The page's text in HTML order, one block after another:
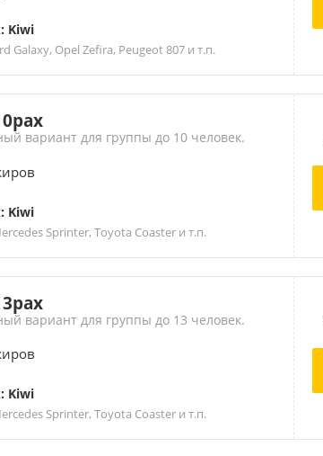
Kiwi
Galaxy, Opel Zefira, Peugeot 807 и т.п.
вариант для группы до 10 человек.
Kiwi
Sprinter, Toyota Coaster и т.п.
вариант для группы до 13 человек.
Kiwi
Sprinter, Toyota Coaster и т.п.